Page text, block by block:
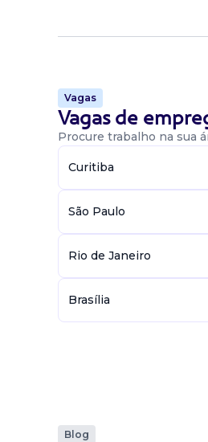
Vagas
Vagas de
Procure trabalho na sua
Curitiba
São Paulo
Rio de Janeiro
Brasília
Blog